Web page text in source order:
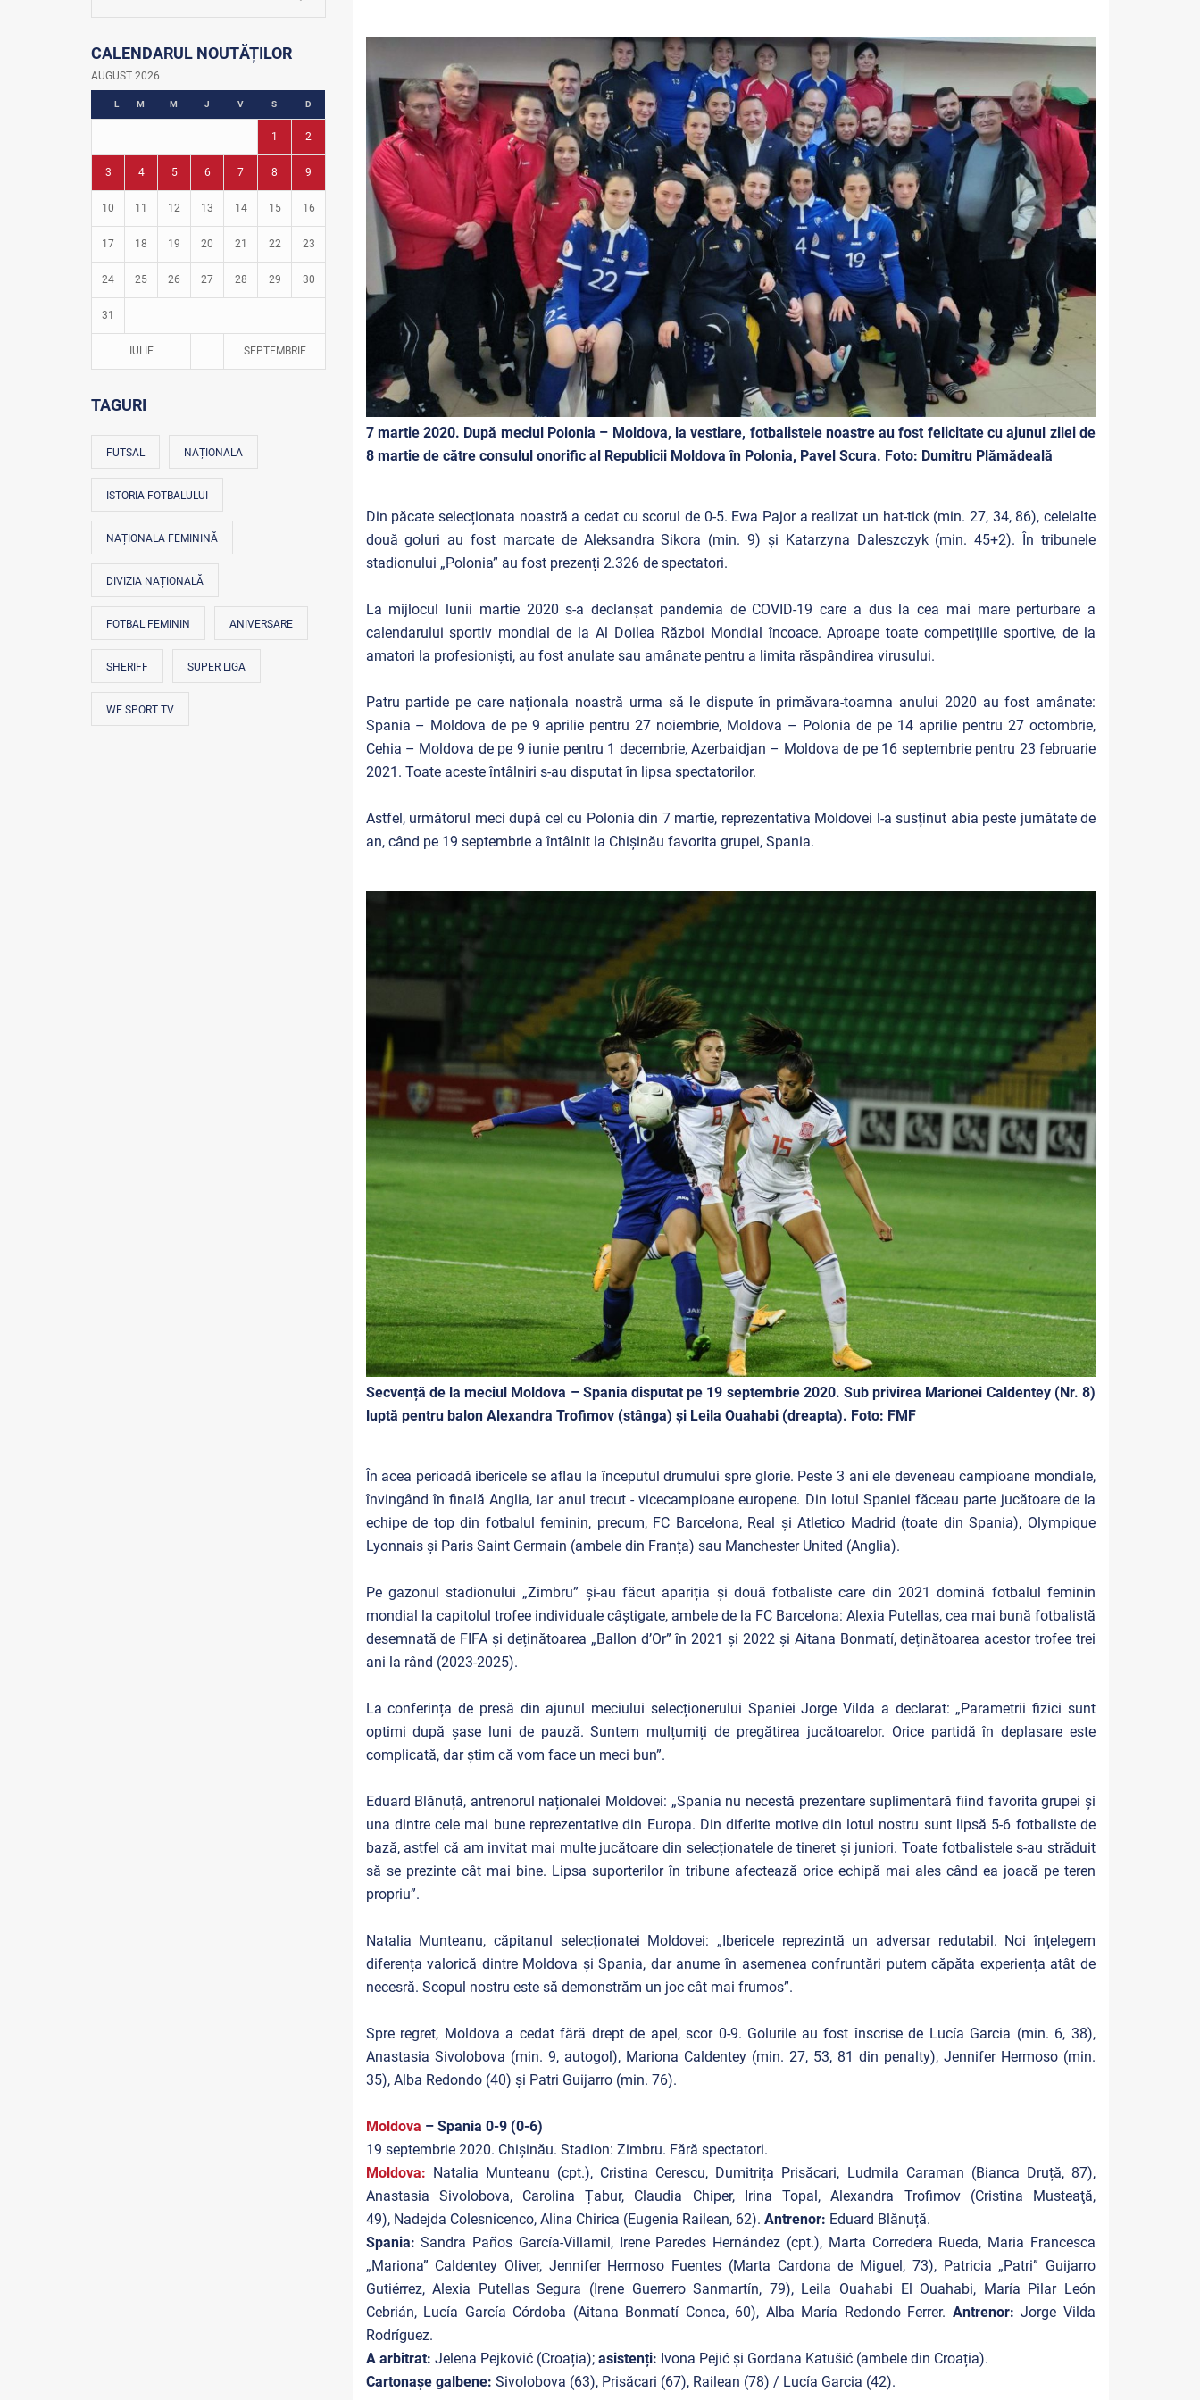
Istoria fotbalului
Turneul Viitorul
Fotbal în grădinițe
CALENDARUL NOUTĂȚILOR
AUGUST 2026
L M M J V S D
1 2
3 4 5 6 7 8 9
10 11 12 13 14 15 16
17 18 19 20 21 22 23
24 25 26 27 28 29 30
31
IULIE SEPTEMBRIE
TAGURI
FUTSAL NAȚIONALA
ISTORIA FOTBALULUI
NAȚIONALA FEMININĂ
DIVIZIA NAȚIONALĂ
FOTBAL FEMININ ANIVERSARE
SHERIFF SUPER LIGA
WE SPORT TV
7 martie 2020. După meciul Polonia – Moldova, la vestiare, fotbalistele noastre au fost felicitate cu ajunul zilei de
8 martie de către consulul onorific al Republicii Moldova în Polonia, Pavel Scura. Foto: Dumitru Plămădeală
Din păcate selecționata noastră a cedat cu scorul de 0-5. Ewa Pajor a realizat un hat-tick (min. 27, 34, 86), celelalte
două goluri au fost marcate de Aleksandra Sikora (min. 9) și Katarzyna Daleszczyk (min. 45+2). În tribunele
stadionului „Polonia” au fost prezenți 2.326 de spectatori.
La mijlocul lunii martie 2020 s-a declanșat pandemia de COVID-19 care a dus la cea mai mare perturbare a
calendarului sportiv mondial de la Al Doilea Război Mondial încoace. Aproape toate competițiile sportive, de la
amatori la profesioniști, au fost anulate sau amânate pentru a limita răspândirea virusului.
Patru partide pe care naționala noastră urma să le dispute în primăvara-toamna anului 2020 au fost amânate:
Spania – Moldova de pe 9 aprilie pentru 27 noiembrie, Moldova – Polonia de pe 14 aprilie pentru 27 octombrie,
Cehia – Moldova de pe 9 iunie pentru 1 decembrie, Azerbaidjan – Moldova de pe 16 septembrie pentru 23 februarie
2021. Toate aceste întâlniri s-au disputat în lipsa spectatorilor.
Astfel, următorul meci după cel cu Polonia din 7 martie, reprezentativa Moldovei l-a susținut abia peste jumătate de
an, când pe 19 septembrie a întâlnit la Chișinău favorita grupei, Spania.
Secvență de la meciul Moldova – Spania disputat pe 19 septembrie 2020. Sub privirea Marionei Caldentey (Nr. 8)
luptă pentru balon Alexandra Trofimov (stânga) și Leila Ouahabi (dreapta). Foto: FMF
În acea perioadă ibericele se aflau la începutul drumului spre glorie. Peste 3 ani ele deveneau campioane mondiale,
învingând în finală Anglia, iar anul trecut - vicecampioane europene. Din lotul Spaniei făceau parte jucătoare de la
echipe de top din fotbalul feminin, precum, FC Barcelona, Real și Atletico Madrid (toate din Spania), Olympique
Lyonnais și Paris Saint Germain (ambele din Franța) sau Manchester United (Anglia).
Pe gazonul stadionului „Zimbru” și-au făcut apariția și două fotbaliste care din 2021 domină fotbalul feminin
mondial la capitolul trofee individuale câștigate, ambele de la FC Barcelona: Alexia Putellas, cea mai bună fotbalistă
desemnată de FIFA și deținătoarea „Ballon d’Or” în 2021 și 2022 și Aitana Bonmatí, deținătoarea acestor trofee trei
ani la rând (2023-2025).
La conferința de presă din ajunul meciului selecționerului Spaniei Jorge Vilda a declarat: „Parametrii fizici sunt
optimi după șase luni de pauză. Suntem mulțumiți de pregătirea jucătoarelor. Orice partidă în deplasare este
complicată, dar știm că vom face un meci bun”.
Eduard Blănuță, antrenorul naționalei Moldovei: „Spania nu necestă prezentare suplimentară fiind favorita grupei și
una dintre cele mai bune reprezentative din Europa. Din diferite motive din lotul nostru sunt lipsă 5-6 fotbaliste de
bază, astfel că am invitat mai multe jucătoare din selecționatele de tineret și juniori. Toate fotbalistele s-au străduit
să se prezinte cât mai bine. Lipsa suporterilor în tribune afectează orice echipă mai ales când ea joacă pe teren
propriu”.
Natalia Munteanu, căpitanul selecționatei Moldovei: „Ibericele reprezintă un adversar redutabil. Noi înțelegem
diferența valorică dintre Moldova și Spania, dar anume în asemenea confruntări putem căpăta experiența atât de
necesră. Scopul nostru este să demonstrăm un joc cât mai frumos”.
Spre regret, Moldova a cedat fără drept de apel, scor 0-9. Golurile au fost înscrise de Lucía Garcia (min. 6, 38),
Anastasia Sivolobova (min. 9, autogol), Mariona Caldentey (min. 27, 53, 81 din penalty), Jennifer Hermoso (min.
35), Alba Redondo (40) și Patri Guijarro (min. 76).
Moldova – Spania 0-9 (0-6)
19 septembrie 2020. Chișinău. Stadion: Zimbru. Fără spectatori.
Moldova: Natalia Munteanu (cpt.), Cristina Cerescu, Dumitrița Prisăcari, Ludmila Caraman (Bianca Druță, 87),
Anastasia Sivolobova, Carolina Țabur, Claudia Chiper, Irina Topal, Alexandra Trofimov (Cristina Musteaţă,
49), Nadejda Colesnicenco, Alina Chirica (Eugenia Railean, 62). Antrenor: Eduard Blănuță.
Spania: Sandra Paños García-Villamil, Irene Paredes Hernández (cpt.), Marta Corredera Rueda, Maria Francesca
„Mariona” Caldentey Oliver, Jennifer Hermoso Fuentes (Marta Cardona de Miguel, 73), Patricia „Patri” Guijarro
Gutiérrez, Alexia Putellas Segura (Irene Guerrero Sanmartín, 79), Leila Ouahabi El Ouahabi, María Pilar León
Cebrián, Lucía García Córdoba (Aitana Bonmatí Conca, 60), Alba María Redondo Ferrer. Antrenor:Jorge Vilda
Rodríguez.
A arbitrat: Jelena Pejković (Croația); asistenți: Ivona Pejić și Gordana Katušić (ambele din Croația).
Cartonașe galbene: Sivolobova (63), Prisăcari (67), Railean (78) / Lucía Garcia (42).